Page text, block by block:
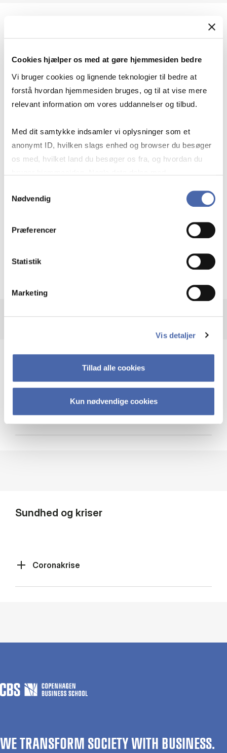
Cookies hjælper os med at gøre hjemmesiden bedre
Vi bruger cookies og lignende teknologier til bedre at
forstå hvordan hjemmesiden bruges, og til at vise mere
relevant information om vores uddannelser og tilbud.
Med dit samtykke indsamler vi oplysninger som et
anonymt ID, hvilken slags enhed og browser du besøger
os med, hvilket land du besøger os fra, og hvordan du
markedsføring. Du bestemmer selv - og kan altid trække
Nødvendig
Præferencer
Statistik
Marketing
Vis detaljer
Tillad alle cookies
Kun nødvendige cookies
Geopolitik og businesssikkerhed
navigerer man som virksomhed?
Krigen i Ukraine
Cybersikkerhed
Sundhed og kriser
Coronakrise
WE TRANSFORM SOCIETY WITH BUSINESS.